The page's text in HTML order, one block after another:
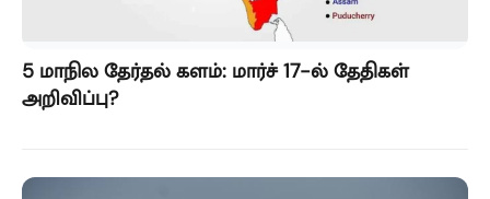
5 மாநில தேர்தல் களம்: மார்ச் 17-ல் தேதிகள்
அறிவிப்பு?